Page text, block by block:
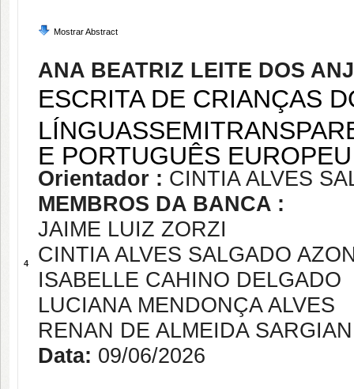
Mostrar Abstract
4
ANA BEATRIZ LEITE DOS
ESCRITA DE CRIANÇAS
E PORTUGUÊS
Orientador : CINTIA ALVES
MEMBROS DA BANCA :
JAIME LUIZ ZORZI
CINTIA ALVES SALGADO
ISABELLE CAHINO DELGADO
LUCIANA MENDONÇA ALVES
RENAN DE ALMEIDA
Data: 09/06/2026